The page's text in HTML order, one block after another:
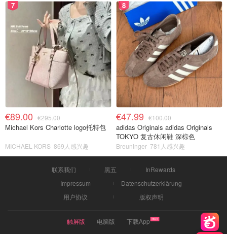
7
€89.00 €295.00
Michael Kors Charlotte logo托特包
MICHAEL KORS 869人感兴趣
8
€47.99 €100.00
adidas Originals adidas Originals
TOKYO 复古休闲鞋 深棕色
Breuninger 781人感兴趣
联系我们 黑五
InRewards
Impressum
Datenschutzerklärung
用户协议
版权声明
触屏版 电脑版
下载App